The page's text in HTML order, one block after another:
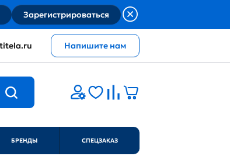
Зарегистрироваться
Напишите нам
БРЕНДЫ СПЕЦЗАКАЗ